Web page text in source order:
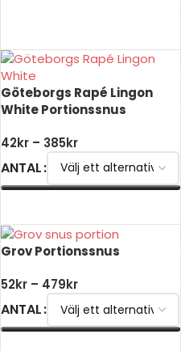
Göteborgs Rapé Lingon
White Portionssnus
42kr – 385kr
ANTAL
Grov Portionssnus
52kr – 479kr
ANTAL